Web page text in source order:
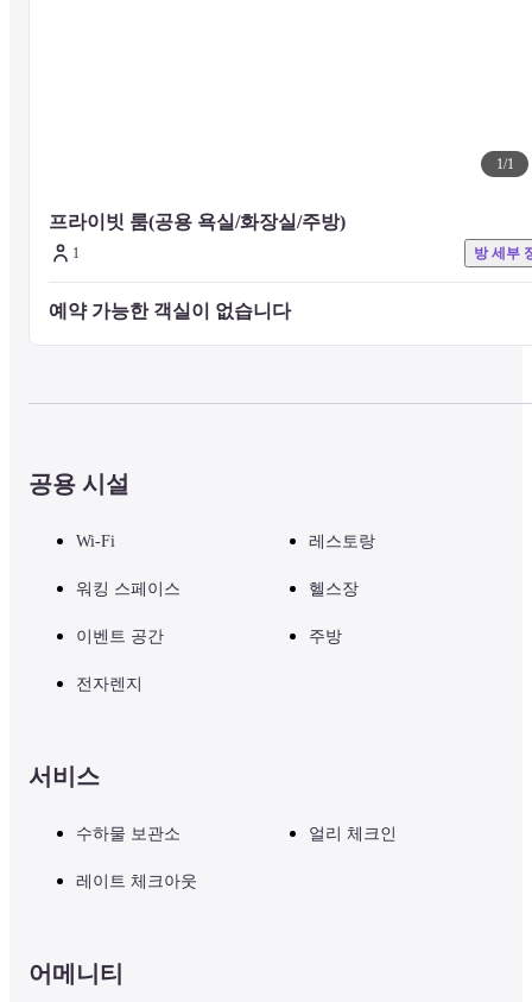
1/1
프라이빗 룸(공용 욕실/화장실/주방)
1 방 세부
예약 가능한 객실이 없습니다
공용 시설
Wi-Fi 레스토랑
워킹 스페이스 헬스장
이벤트 공간 주방
전자렌지
서비스
수하물 보관소 얼리 체크인
레이트 체크아웃
어메니티